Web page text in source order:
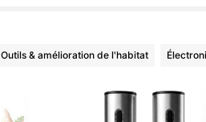
Outils & amélioration de l'habitat